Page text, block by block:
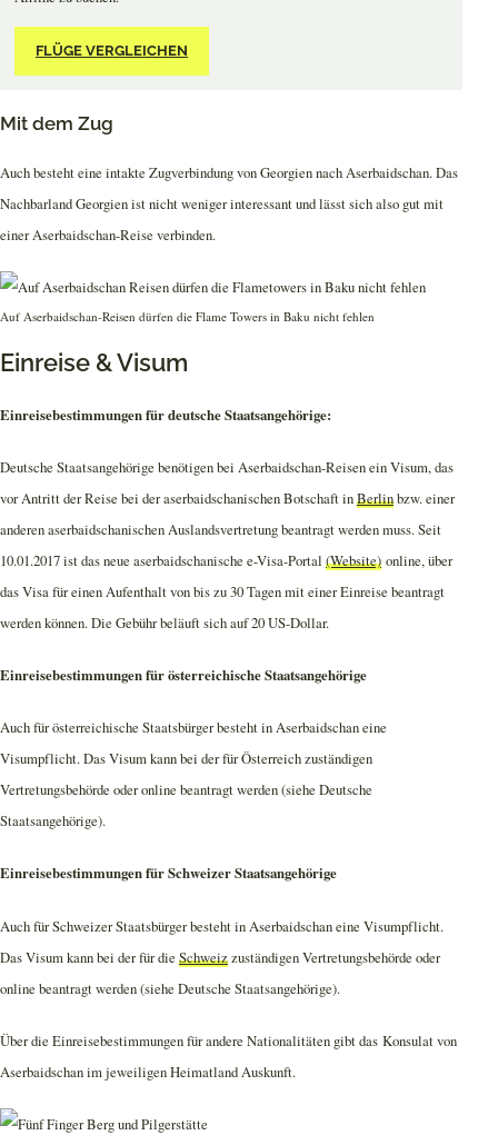
FLÜGE VERGLEICHEN
Mit dem Zug
Auch besteht eine intakte Zugverbindung von Georgien nach Aserbaidschan. Das
Nachbarland Georgien ist nicht weniger interessant und lässt sich also gut mit
einer Aserbaidschan-Reise verbinden.
Auf Aserbaidschan-Reisen dürfen die Flame Towers in Baku nicht fehlen
Einreise & Visum
Einreisebestimmungen für deutsche Staatsangehörige:
Deutsche Staatsangehörige benötigen bei Aserbaidschan-Reisen ein Visum, das
vor Antritt der Reise bei der aserbaidschanischen Botschaft inBerlinbzw. einer
anderen aserbaidschanischen Auslandsvertretung beantragt werden muss. Seit
10.01.2017 ist das neue aserbaidschanische e-Visa-Portal (Website) online, über
das Visa für einen Aufenthalt von bis zu 30 Tagen mit einer Einreise beantragt
werden können. Die Gebühr beläuft sich auf 20 US-Dollar.
Einreisebestimmungen für österreichische Staatsangehörige
Auch für österreichische Staatsbürger besteht in Aserbaidschan eine
Visumpflicht. Das Visum kann bei der für Österreich zuständigen
Vertretungsbehörde oder online beantragt werden (siehe Deutsche
Staatsangehörige).
Einreisebestimmungen für Schweizer Staatsangehörige
Auch für Schweizer Staatsbürger besteht in Aserbaidschan eine Visumpflicht.
Das Visum kann bei der für die Schweizzuständigen Vertretungsbehörde oder
online beantragt werden (siehe Deutsche Staatsangehörige).
Über die Einreisebestimmungen für andere Nationalitäten gibt das Konsulat von
Aserbaidschan im jeweiligen Heimatland Auskunft.